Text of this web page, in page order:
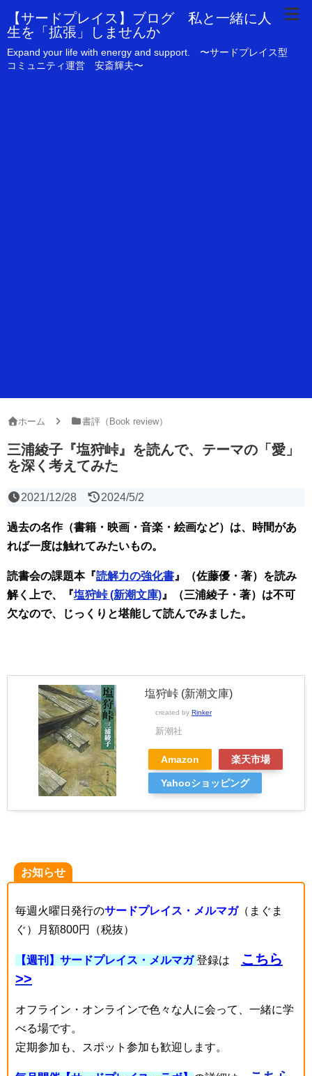
【サードプレイス】ブログ 私と一緒に人
生を「拡張」しませんか
Expand your life with energy and support. 〜サードプレイス型
コミュニティ運営 安斎輝夫〜
ホーム 書評（Book review）
三浦綾子『塩狩峠』を読んで、テーマの「愛」
を深く考えてみた
2021/12/28 2024/5/2
過去の名作（書籍・映画・音楽・絵画など）は、時間があ
れば一度は触れてみたいもの。
読書会の課題本『読解力の強化書 』（佐藤優・著）を読み
解く上で、『塩狩峠 (新潮文庫) 』（三浦綾子・著）は不可
欠なので、じっくりと堪能して読んでみました。
塩狩峠 (新潮文庫)
created by Rinker
新潮社
Amazon 楽天市場
Yahooショッピング
お知らせ
毎週火曜日発行のサードプレイス・メルマガ（まぐま
ぐ）月額800円（税抜）
【週刊】サードプレイス・メルマガ 登録は
こちら
>>
オフライン・オンラインで色々な人に会って、一緒に学
べる場です。
定期参加も、スポット参加も歓迎します。